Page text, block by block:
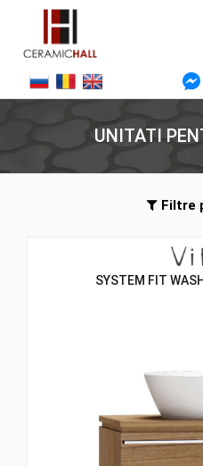
UNITATI
Filtre
SYSTEM FIT